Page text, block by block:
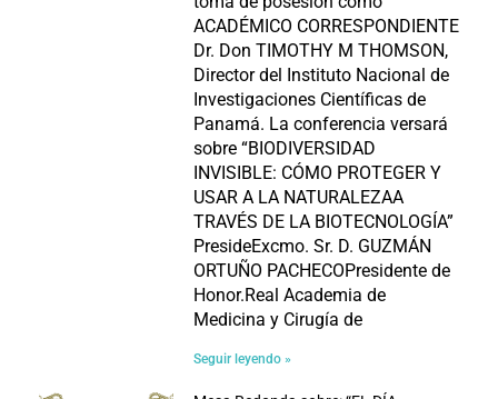
ACADÉMICO CORRESPONDIENTE
Dr. Don TIMOTHY M THOMSON,
Director del Instituto Nacional de
Investigaciones Científicas de
Panamá. La conferencia versará
sobre “BIODIVERSIDAD
INVISIBLE: CÓMO PROTEGER Y
USAR A LA NATURALEZAA
TRAVÉS DE LA BIOTECNOLOGÍA”
PresideExcmo. Sr. D. GUZMÁN
ORTUÑO PACHECOPresidente de
Honor.Real Academia de
Medicina y Cirugía de
Seguir leyendo »